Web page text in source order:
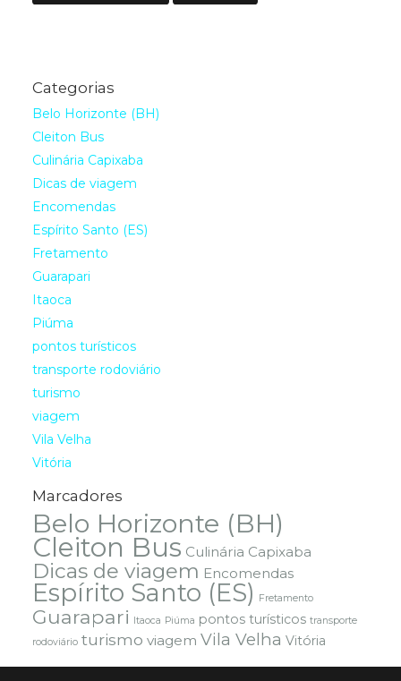
Categorias
Belo Horizonte (BH)
Cleiton Bus
Culinária Capixaba
Dicas de viagem
Encomendas
Espírito Santo (ES)
Fretamento
Guarapari
Itaoca
Piúma
pontos turísticos
transporte rodoviário
turismo
viagem
Vila Velha
Vitória
Marcadores
Belo Horizonte (BH)
Cleiton Bus Culinária Capixaba
Dicas de viagem Encomendas
Espírito Santo (ES) Fretamento
Guarapari Itaoca Piúma pontos turísticos transporte
rodoviário turismo viagem Vila Velha Vitória